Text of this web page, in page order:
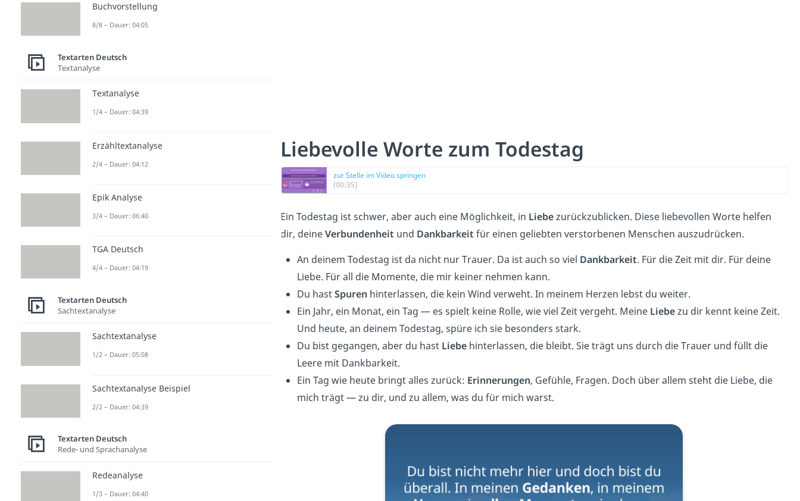
Liebevolle Worte zum Todestag
zur Stelle im Video springen
(00:35)
Ein Todestag ist schwer, aber auch eine Möglichkeit, in Liebezurückzublicken. Diese liebevollen Worte helfen
dir, deineVerbundenheit und Dankbarkeit für einen geliebten verstorbenen Menschen auszudrücken.
An deinem Todestag ist da nicht nur Trauer. Da ist auch so viel Dankbarkeit. Für die Zeit mit dir. Für deine
Liebe. Für all die Momente, die mir keiner nehmen kann.
Du hastSpuren hinterlassen, die kein Wind verweht. In meinem Herzen lebst du weiter.
Ein Jahr, ein Monat, ein Tag — es spielt keine Rolle, wie viel Zeit vergeht. Meine Liebezu dir kennt keine Zeit.
Und heute, an deinem Todestag, spüre ich sie besonders stark.
Du bist gegangen, aber du hast Liebehinterlassen, die bleibt. Sie trägt uns durch die Trauer und füllt die
Leere mit Dankbarkeit.
Ein Tag wie heute bringt alles zurück: Erinnerungen, Gefühle, Fragen. Doch über allem steht die Liebe, die
mich trägt — zu dir, und zu allem, was du für mich warst.
Buchvorstellung
8/8 – Dauer: 04:05
Textarten Deutsch
Textanalyse
Textanalyse
1/4 – Dauer: 04:39
Erzähltextanalyse
2/4 – Dauer: 04:12
Epik Analyse
3/4 – Dauer: 06:40
TGA Deutsch
4/4 – Dauer: 04:19
Textarten Deutsch
Sachtextanalyse
Sachtextanalyse
1/2 – Dauer: 05:08
Sachtextanalyse Beispiel
2/2 – Dauer: 04:39
Textarten Deutsch
Rede- und Sprachanalyse
Redeanalyse
1/3 – Dauer: 04:40